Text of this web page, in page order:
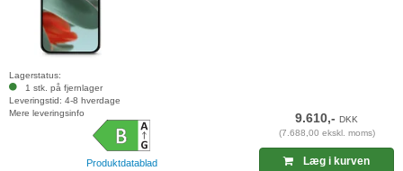
Lagerstatus:
1 stk. på fjernlager
Leveringstid: 4-8 hverdage
Mere leveringsinfo
Produktdatablad
9.610,-DKK
(7.688,00 ekskl. moms)
Læg i kurven